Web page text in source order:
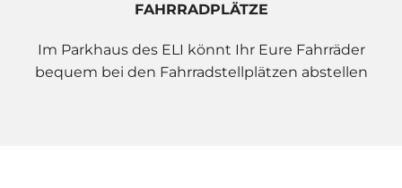
FAHRRADPLÄTZE
Im Parkhaus des ELI könnt Ihr Eure Fahrräder
bequem bei den Fahrradstellplätzen abstellen